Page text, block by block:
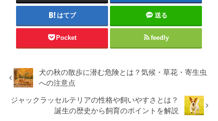
はてブ 送る
Pocket feedly
犬の秋の散歩に潜む危険とは？気候・草花・寄生虫
への注意点
ジャックラッセルテリアの性格や飼いやすさとは？
誕生の歴史から飼育のポイントを解説